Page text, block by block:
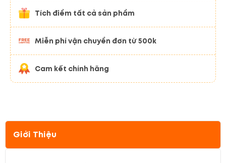
Tích điểm tất cả sản phẩm
Miễn phí vận chuyển đơn từ 500k
Cam kết chính hãng
Giới Thiệu